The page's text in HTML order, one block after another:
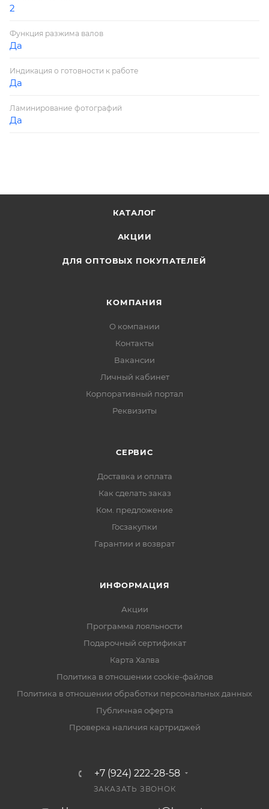
2
Функция разжима валов
Да
Индикация о готовности к работе
Да
Ламинирование фотографий
Да
КАТАЛОГ
АКЦИИ
ДЛЯ ОПТОВЫХ ПОКУПАТЕЛЕЙ
КОМПАНИЯ
О компании
Контакты
Вакансии
Личный кабинет
Корпоративный портал
Реквизиты
СЕРВИС
Доставка и оплата
Как сделать заказ
Ком. предложение
Госзакупки
Гарантии и возврат
ИНФОРМАЦИЯ
Акции
Программа лояльности
Подарочный сертификат
Карта Халва
Политика в отношении cookie-файлов
Политика в отношении обработки персональных данных
Публичная оферта
Проверка наличия картриджей
+7 (924) 222-28-58
ЗАКАЗАТЬ ЗВОНОК